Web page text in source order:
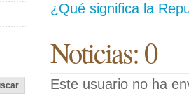
¿Qué significa la
Noticias: 0
Este usuario no ha